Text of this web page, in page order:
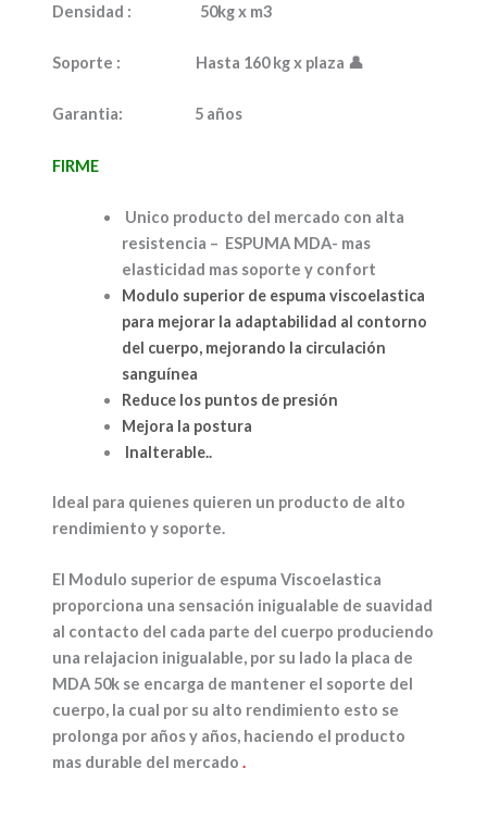
Densidad : 50kg x m3
Soporte : Hasta 160 kg x plaza 👤
Garantia: 5 años
FIRME
Unico producto del mercado con alta
resistencia – ESPUMA MDA- mas
elasticidad mas soporte y confort
Modulo superior de espuma viscoelastica
para mejorar la adaptabilidad al contorno
del cuerpo, mejorando la circulación
sanguínea
Reduce los puntos de presión
Mejora la postura
Inalterable..
Ideal para quienes quieren un producto de alto
rendimiento y soporte.
El Modulo superior de espuma Viscoelastica
proporciona una sensación inigualable de suavidad
al contacto del cada parte del cuerpo produciendo
una relajacion inigualable, por su lado la placa de
MDA 50k se encarga de mantener el soporte del
cuerpo, la cual por su alto rendimiento esto se
prolonga por años y años, haciendo el producto
mas durable del mercado .